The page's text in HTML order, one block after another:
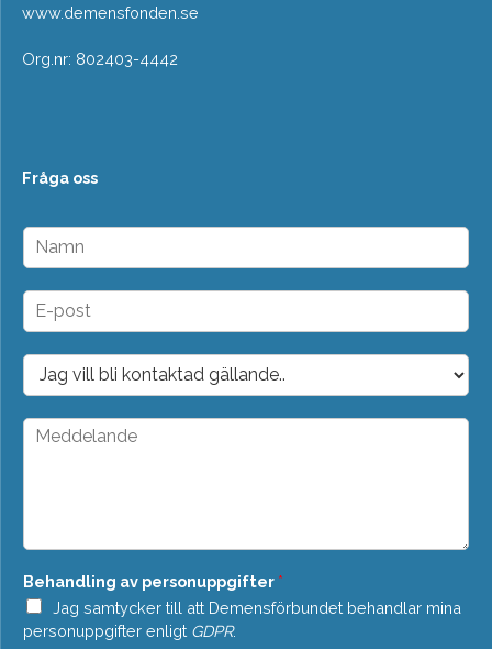
www.demensfonden.se
Org.nr: 802403-4442
Fråga oss
N
m
n
E
p
o
t
*
D
o
p
M
a
d
e
*
Behandling av personuppgifter *
Jag samtycker till att Demensförbundet behandlar mina
personuppgifter enligt GDPR.